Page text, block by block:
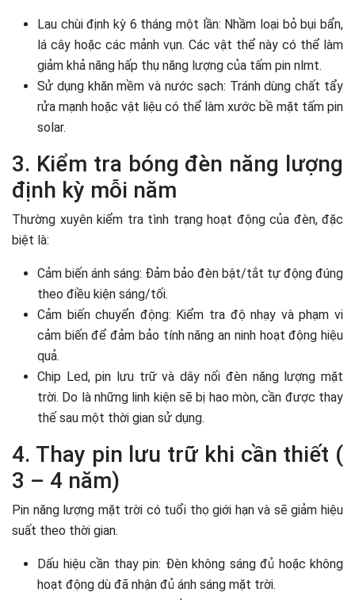
Lau chùi định kỳ 6 tháng một lần: Nhầm loại bỏ bụi bẩn,
lá cây hoặc các mảnh vụn. Các vật thể này có thể làm
giảm khả năng hấp thụ năng lượng của tấm pin nlmt.
Sử dụng khăn mềm và nước sạch: Tránh dùng chất tẩy
rửa mạnh hoặc vật liệu có thể làm xước bề mặt tấm pin
solar.
3. Kiểm tra bóng đèn năng lượng
định kỳ mỗi năm
Thường xuyên kiểm tra tình trạng hoạt động của đèn, đặc
biệt là:
Cảm biến ánh sáng: Đảm bảo đèn bật/tắt tự động đúng
theo điều kiện sáng/tối.
Cảm biến chuyển động: Kiểm tra độ nhạy và phạm vi
cảm biến để đảm bảo tính năng an ninh hoạt động hiệu
quả.
Chip Led, pin lưu trữ và dây nối đèn năng lượng mặt
trời. Do là những linh kiện sẽ bị hao mòn, cần được thay
thế sau một thời gian sử dụng.
4. Thay pin lưu trữ khi cần thiết (
3 – 4 năm)
Pin năng lượng mặt trời có tuổi thọ giới hạn và sẽ giảm hiệu
suất theo thời gian.
Dấu hiệu cần thay pin: Đèn không sáng đủ hoặc không
hoạt động dù đã nhận đủ ánh sáng mặt trời.